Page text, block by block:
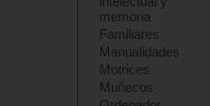
memoria
Familiares
Manualidades
Motrices
Muñecos